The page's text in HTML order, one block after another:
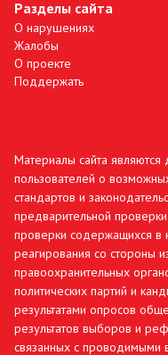
Разделы сайта
О нарушениях
Жалобы
О проекте
Поддержать
Материалы сайта
пользователей о
стандартов и
предварительной
проверки содержащихся в
реагирования со стороны
правоохранительных
политических партий и
результатами опросов
результатов выборов и
связанных с